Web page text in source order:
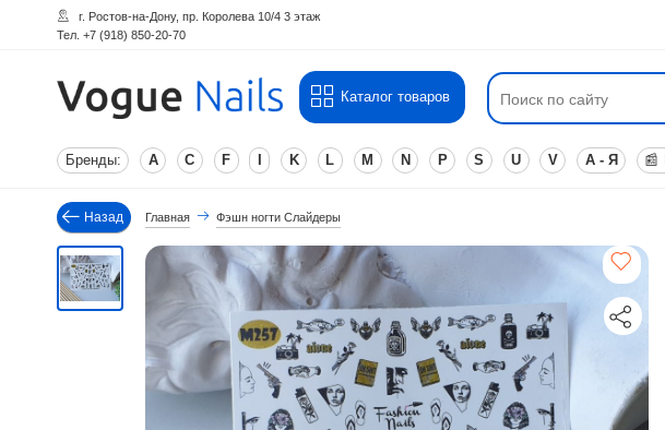
г. Ростов-на-Дону, пр. Королева 10/4 3 этаж
Тел. +7 (918) 850-20-70
Каталог товаров
Бренды: A C F K L M N P S U V А - Я 📰
Назад Главная Фэшн ногти Слайдеры